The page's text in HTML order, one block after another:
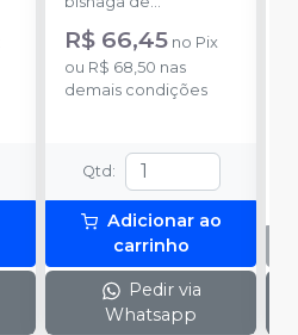
R$ 66,45 no Pix
ou R$ 68,50 nas
demais condições
Qtd :
Adicionar ao
carrinho
Pedir via
Whatsapp